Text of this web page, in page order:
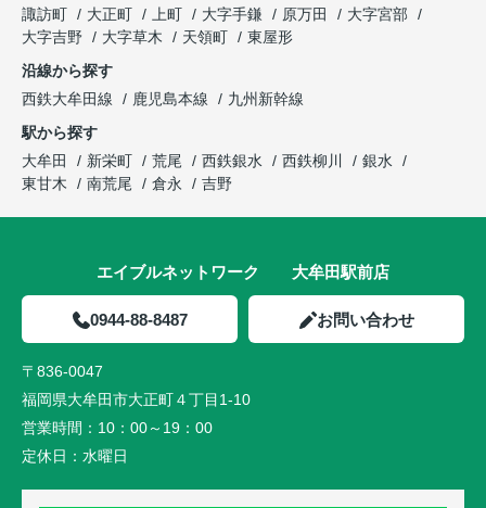
諏訪町
大正町 上町 大字手鎌 原万田
大字宮部
大字吉野
大字草木 天領町
東屋形
沿線から探す
西鉄大牟田線
鹿児島本線
九州新幹線
駅から探す
大牟田
新栄町 荒尾 西鉄銀水 西鉄柳川
銀水
東甘木
南荒尾 倉永 吉野
エイブルネットワーク 大牟田駅前店
0944-88-8487 お問い合わせ
〒836-0047
福岡県大牟田市大正町４丁目1-10
営業時間： 10：00～19：00
定休日： 水曜日